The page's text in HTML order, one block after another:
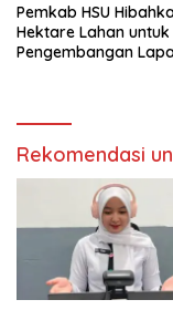
Pemkab HSU
Hektare Lahan untuk
Pengembangan
Rekomendasi